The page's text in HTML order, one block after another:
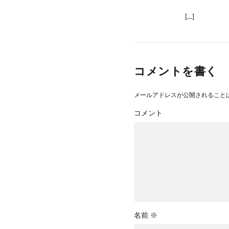
[…]
コメントを書く
メールアドレスが公開されること
コメント
名前 ※